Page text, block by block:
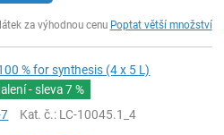
za výhodnou cenu Poptat větší množství
% for synthesis (4 x 5 L)
- sleva7 %
Kat. č.: LC-10045.1_4